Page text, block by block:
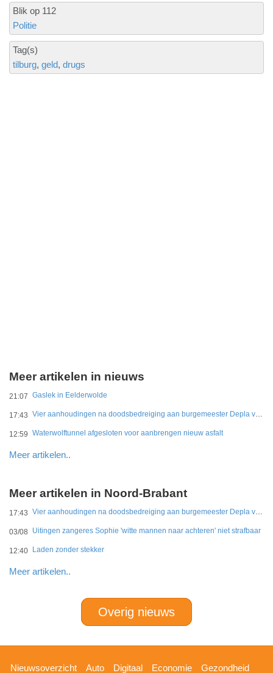
Blik op 112
Politie
Tag(s)
tilburg geld drugs
Meer artikelen in nieuws
21:07 Gaslek in Eelderwolde
17:43 Vier aanhoudingen na doodsbedreiging aan burgemeester Depla van Breda
12:59 Waterwolftunnel afgesloten voor aanbrengen nieuw asfalt
Meer artikelen..
Meer artikelen in Noord-Brabant
17:43 Vier aanhoudingen na doodsbedreiging aan burgemeester Depla van Breda
03/08 Uitingen zangeres Sophie 'witte mannen naar achteren' niet strafbaar
12:40 Laden zonder stekker
Meer artikelen..
Overig nieuws
Hoofdnavigatie
Nieuwsoverzicht Auto Digitaal Economie Gezondheid